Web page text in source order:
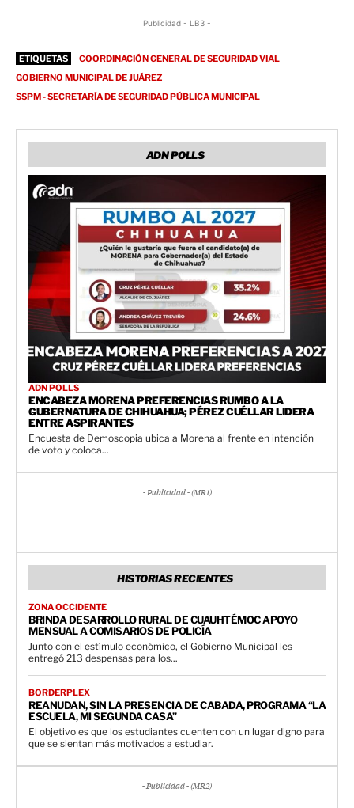
Publicidad - LB3 -
ETIQUETAS
COORDINACIÓN GENERAL DE SEGURIDAD VIAL
GOBIERNO MUNICIPAL DE JUÁREZ
SSPM - SECRETARÍA DE SEGURIDAD PÚBLICA MUNICIPAL
ADN POLLS
ADN POLLS
ENCABEZA MORENA PREFERENCIAS RUMBO A LA
GUBERNATURA DE CHIHUAHUA; PÉREZ CUÉLLAR LIDERA
ENTRE ASPIRANTES
Encuesta de Demoscopia ubica a Morena al frente en intención
de voto y coloca...
- Publicidad - (MR1)
HISTORIAS RECIENTES
ZONA OCCIDENTE
BRINDA DESARROLLO RURAL DE CUAUHTÉMOC APOYO
MENSUAL A COMISARIOS DE POLICÍA
Junto con el estímulo económico, el Gobierno Municipal les
entregó 213 despensas para los...
BORDERPLEX
REANUDAN, SIN LA PRESENCIA DE CABADA, PROGRAMA “LA
ESCUELA, MI SEGUNDA CASA”
El objetivo es que los estudiantes cuenten con un lugar digno para
que se sientan más motivados a estudiar.
- Publicidad - (MR2)